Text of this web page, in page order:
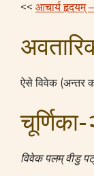
<< आचार्य हृदयम्
ऐसे विवेक (अन्तर
विवेक पलम् वीडु